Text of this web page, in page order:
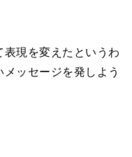
現を変えたというわ
ッセージを発しよう